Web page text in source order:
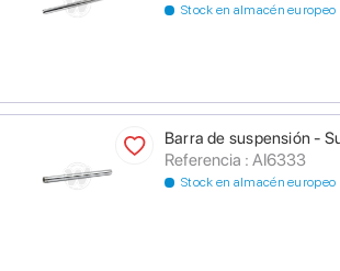
Stock en almacén
Barra de suspensión -
Referencia : AI6333
Stock en almacén